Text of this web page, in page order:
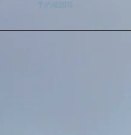
予約確認等